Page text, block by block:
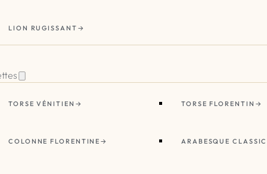
LION RUGISSANT
TORSE VÉNITIEN TORSE FLORENTIN
COLONNE FLORENTINE ARABESQUE